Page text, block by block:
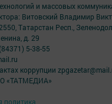
и массовых
Витовский Владимир
Татарстан Респ.,
д. 29
5-38-55
коррупции
«ТАТМЕДИА»
политика